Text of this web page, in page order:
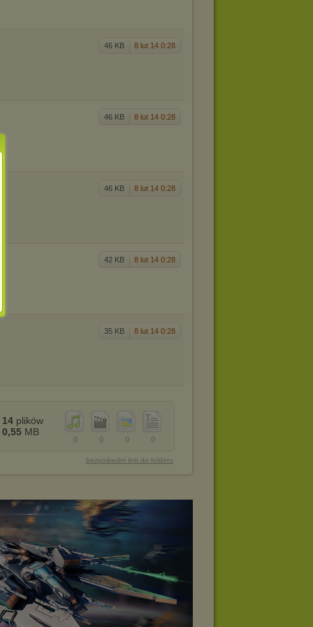
46 KB 8 lut 14 0:28
46 KB 8 lut 14 0:28
46 KB 8 lut 14 0:28
42 KB 8 lut 14 0:28
35 KB 8 lut 14 0:28
0
0
0
0
14 plików
0,55 MB
bezpośredni link do folderu